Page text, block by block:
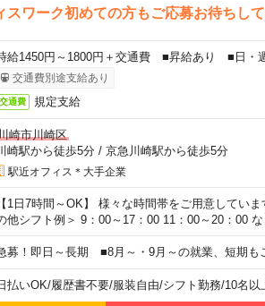
スワーク初めての方もご応募お待ちし
給1450円～1800円＋交通費 ■昇給あり ■日・
交通費別途支給あり
交通費 規定支給
崎市川崎区
崎駅から徒歩5分/ 京急川崎駅から徒歩5分
駅近オフィス＊大手企業
【1日7時間～OK】 様々な時間帯をご用意してい
他シフト例＞ 9：00～17：00 11：00～20：00
募！即日～長期 ■8月～・9月～の就業、短期も
払いOK/履歴書不要/服装自由/シフト勤務/10名以